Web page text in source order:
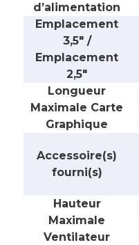
d’alimentation
Emplacement
3,5″ /
Emplacement
2,5″
Longueur
Maximale Carte
Graphique
Accessoire(s)
fourni(s)
Hauteur
Maximale
Ventilateur